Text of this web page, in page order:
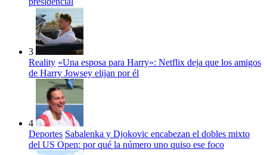
3
Reality «Una esposa para Harry»: Netflix deja que los amigos
de Harry Jowsey elijan por él
4
Deportes Sabalenka y Djokovic encabezan el dobles mixto
del US Open: por qué la número uno quiso ese foco